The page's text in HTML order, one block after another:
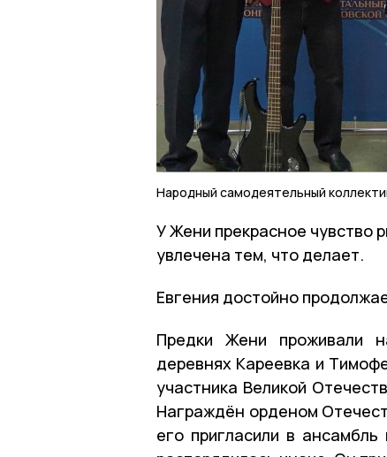
Народный самодеятельный
У Жени прекрасное чувство
увлечена тем, что делает.
Евгения достойно
Предки Жени проживали
деревнях Кареевка и
участника Великой
Награждён орденом
его пригласили в